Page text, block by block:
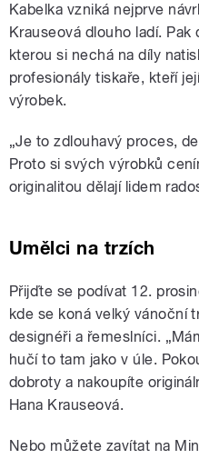
Kabelka vzniká nejprve
Krauseová dlouho ladí.
kterou si nechá na díly
profesionály tiskaře, kteří
výrobek.
„Je to zdlouhavý proces,
Proto si svých výrobků
originalitou dělají lidem
Umělci na trzích
Přijďte se podívat 12.
kde se koná velký vánoční
designéři a řemeslníci.
hučí to tam jako v úle.
dobroty a nakoupíte
Hana Krauseová.
Nebo můžete zavítat na